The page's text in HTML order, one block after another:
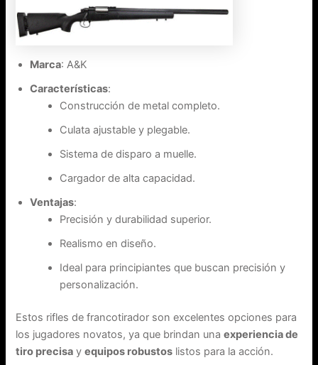
Marca: A&K
Características:
Construcción de metal completo.
Culata ajustable y plegable.
Sistema de disparo a muelle.
Cargador de alta capacidad.
Ventajas:
Precisión y durabilidad superior.
Realismo en diseño.
Ideal para principiantes que buscan precisión y
personalización.
Estos rifles de francotirador son excelentes opciones para
los jugadores novatos, ya que brindan unaexperiencia de
tiro precisa yequipos robustos listos para la acción.